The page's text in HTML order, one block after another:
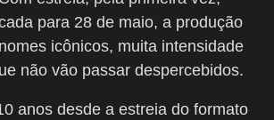
para 28 de maio, a produção
icônicos, muita intensidade
não vão passar despercebidos.
anos desde a estreia do formato